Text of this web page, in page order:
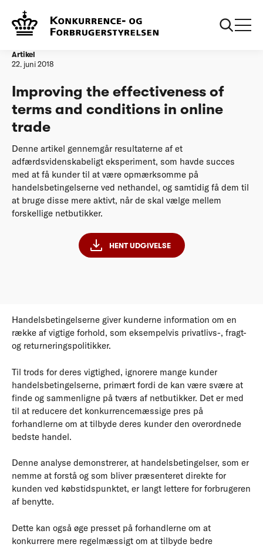
Forside
conditions in online trade
Artikel
22. juni 2018
Improving the effectiveness of
terms and conditions in online
trade
Denne artikel gennemgår resultaterne af et
adfærdsvidenskabeligt eksperiment, som havde succes
med at få kunder til at være opmærksomme på
handelsbetingelserne ved nethandel, og samtidig få dem til
at bruge disse mere aktivt, når de skal vælge mellem
forskellige netbutikker.
HENT UDGIVELSE
Handelsbetingelserne giver kunderne information om en
række af vigtige forhold, som eksempelvis privatlivs-, fragt-
og returneringspolitikker.
Til trods for deres vigtighed, ignorere mange kunder
handelsbetingelserne, primært fordi de kan være svære at
finde og sammenligne på tværs af netbutikker. Det er med
til at reducere det konkurrencemæssige pres på
forhandlerne om at tilbyde deres kunder den overordnede
bedste handel.
Denne analyse demonstrerer, at handelsbetingelser, som er
nemme at forstå og som bliver præsenteret direkte for
kunden ved købstidspunktet, er langt lettere for forbrugeren
af benytte.
Dette kan også øge presset på forhandlerne om at
konkurrere mere regelmæssigt om at tilbyde bedre